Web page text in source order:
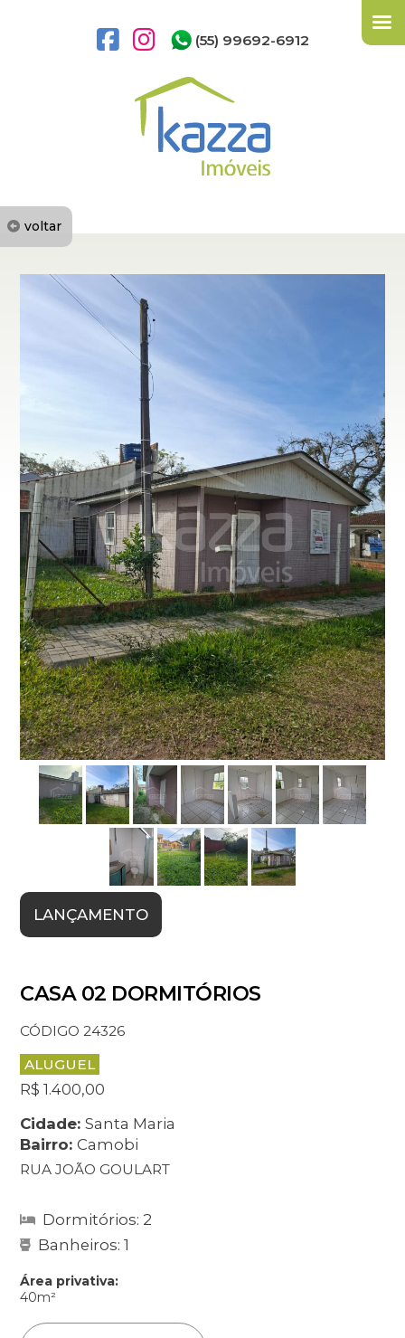
(55) 99692-6912
voltar
LANÇAMENTO
CASA 02 DORMITÓRIOS
CÓDIGO 24326
ALUGUEL
R$ 1.400,00
Cidade:Santa Maria
Bairro:Camobi
RUA JOÃO GOULART
Dormitórios: 2
Banheiros: 1
Área privativa:
40m²